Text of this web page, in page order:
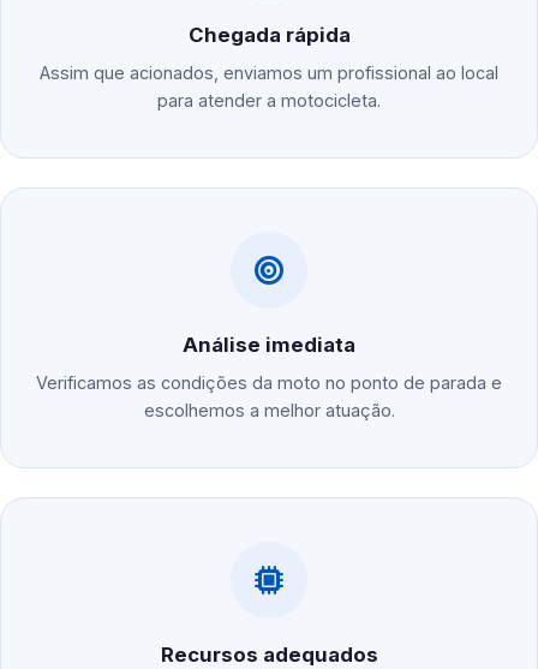
Chegada rápida
Assim que acionados, enviamos um profissional ao local
para atender a motocicleta.
Análise imediata
Verificamos as condições da moto no ponto de parada e
escolhemos a melhor atuação.
Recursos adequados